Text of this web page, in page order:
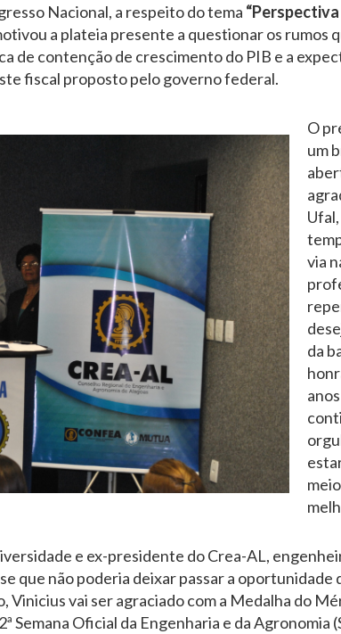
Nacional, a respeito do tema
a plateia presente a questionar os rumos
de contenção de crescimento do PIB e a
fiscal proposto pelo governo federal.
O
um
via
da
e ex-presidente do Crea-AL,
que não poderia deixar passar a
Vinicius vai ser agraciado com a Medalha do
Semana Oficial da Engenharia e da Agronomia